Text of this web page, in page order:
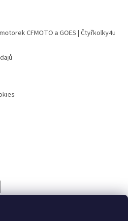
CFMOTO a GOES | Čtyřkolky4u